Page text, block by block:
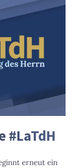
#LaTdH
erneut ein